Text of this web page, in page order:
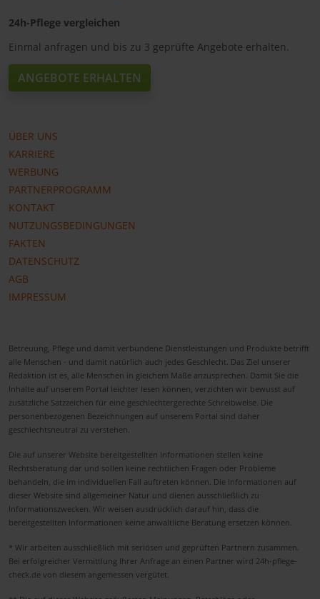
24h-Pflege vergleichen
Einmal anfragen und bis zu 3 geprüfte Angebote erhalten.
ANGEBOTE ERHALTEN
ÜBER UNS
KARRIERE
WERBUNG
PARTNERPROGRAMM
KONTAKT
NUTZUNGSBEDINGUNGEN
FAKTEN
DATENSCHUTZ
AGB
IMPRESSUM
Betreuung, Pflege und damit verbundene Dienstleistungen und Produkte betrifft
alle Menschen - und damit natürlich auch jedes Geschlecht. Das Ziel unserer
Redaktion ist es, alle Menschen in gleichem Maße anzusprechen. Damit Sie die
Inhalte auf unserem Portal leichter lesen können, verzichten wir bewusst auf
zusätzliche Satzzeichen für eine geschlechtergerechte Schreibweise. Die
personenbezogenen Bezeichnungen auf unserem Portal sind daher
geschlechtsneutral zu verstehen.
Die auf unserer Website bereitgestellten Informationen stellen keine
Rechtsberatung dar und sollen keine rechtlichen Fragen oder Probleme
behandeln, die im individuellen Fall auftreten können. Die Informationen auf
dieser Website sind allgemeiner Natur und dienen ausschließlich zu
Informationszwecken. Wir weisen ausdrücklich darauf hin, dass die
bereitgestellten Informationen keine anwaltliche Beratung ersetzen können.
* Wir arbeiten ausschließlich mit seriösen und geprüften Partnern zusammen.
Bei erfolgreicher Vermittlung Ihrer Anfrage an einen Partner wird 24h-pflege-
check.de von diesem angemessen vergütet.